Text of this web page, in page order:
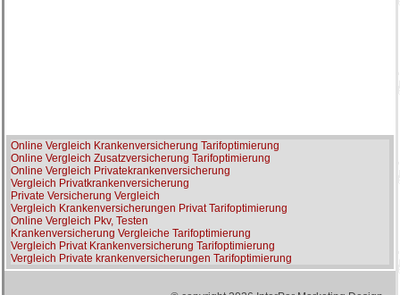
Online Vergleich Krankenversicherung Tarifoptimierung
Online Vergleich Zusatzversicherung Tarifoptimierung
Online Vergleich Privatekrankenversicherung
Vergleich Privatkrankenversicherung
Private Versicherung Vergleich
Vergleich Krankenversicherungen Privat Tarifoptimierung
Online Vergleich Pkv, Testen
Krankenversicherung Vergleiche Tarifoptimierung
Vergleich Privat Krankenversicherung Tarifoptimierung
Vergleich Private krankenversicherungen Tarifoptimierung